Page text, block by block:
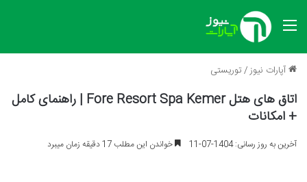
منو
آپارات نیوز/توریستی
اتاق های هتل Fore Resort Spa Kemer | راهنمای کامل
+ امکانات
آخرین به روز رسانی: 1404-07-11 خواندن این مطلب 17 دقیقه زمان میبرد